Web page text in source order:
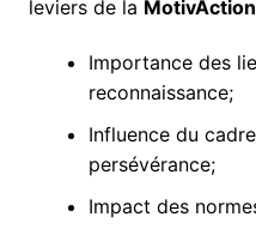
leviers de la MotivAction
Importance des
reconnaissance;
Influence du
persévérance;
Impact des